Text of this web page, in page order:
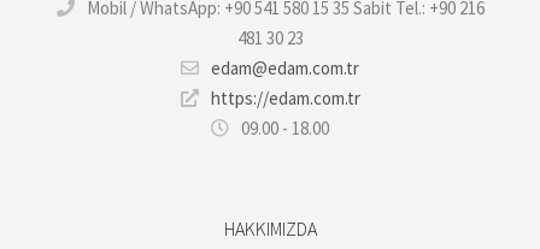
Mobil / WhatsApp: +90 541 580 15 35 Sabit Tel.: +90 216
481 30 23
edam@edam.com.tr
https://edam.com.tr
09.00 - 18.00
HAKKIMIZDA